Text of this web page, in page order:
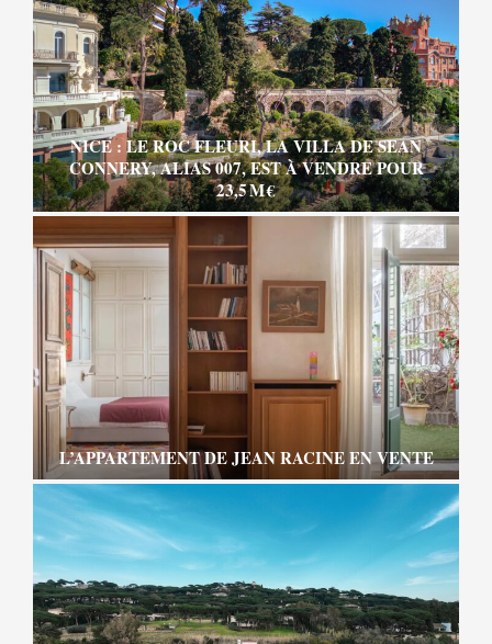
NICE : LE ROC FLEURI, LA VILLA DE SEAN
CONNERY, ALIAS 007, EST À VENDRE POUR
23,5 M €
L’APPARTEMENT DE JEAN RACINE EN VENTE